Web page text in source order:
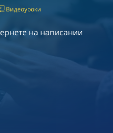
Видеоуроки
на написании